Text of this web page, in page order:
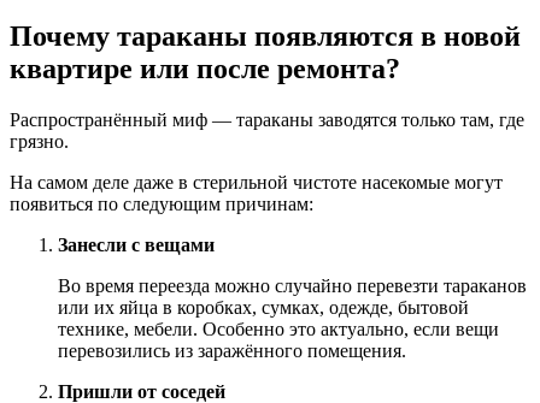
Почему тараканы появляются в новой
квартире или после ремонта?
Распространённый миф — тараканы заводятся только там, где
грязно.
На самом деле даже в стерильной чистоте насекомые могут
появиться по следующим причинам:
Занесли с вещами
Во время переезда можно случайно перевезти тараканов
или их яйца в коробках, сумках, одежде, бытовой
технике, мебели. Особенно это актуально, если вещи
перевозились из заражённого помещения.
Пришли от соседей